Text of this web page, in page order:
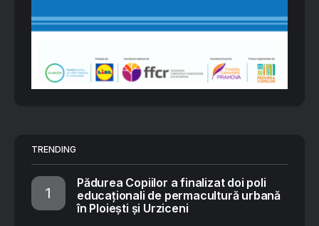
TRENDING
Pădurea Copiilor a finalizat doi poli
educaționali de permacultură urbană
în Ploiești și Urziceni